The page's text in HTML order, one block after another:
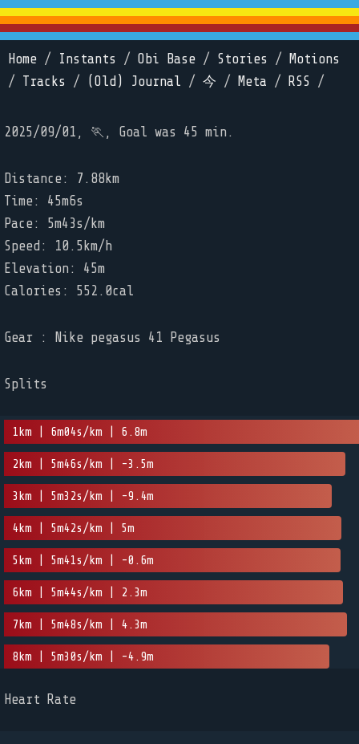
Home / Instants / Obi Base / Stories /
Motions
/ Tracks / (Old) Journal / 今 / Meta / RSS /
2025/09/01, 🏃, Goal was 45 min.
Distance: 7.88km
Time: 45m6s
Pace: 5m43s/km
Speed: 10.5km/h
Elevation: 45m
Calories: 552.0cal
Gear : Nike pegasus 41 Pegasus
Splits
1km | 6m04s/km | 6.8m
2km | 5m46s/km | -3.5m
3km | 5m32s/km | -9.4m
4km | 5m42s/km | 5m
5km | 5m41s/km | -0.6m
6km | 5m44s/km | 2.3m
7km | 5m48s/km | 4.3m
8km | 5m30s/km | -4.9m
Heart Rate